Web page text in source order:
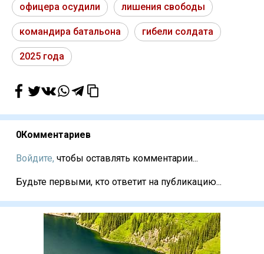
офицера осудили лишения свободы
командира батальона гибели солдата
2025 года
0Комментариев
Войдите, чтобы оставлять комментарии...
Будьте первыми, кто ответит на публикацию...